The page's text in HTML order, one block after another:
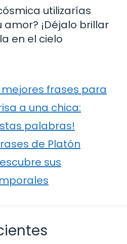
utilizarías
¡Déjalo brillar
en el cielo
frases para
a una chica:
palabras!
de Platón
sus